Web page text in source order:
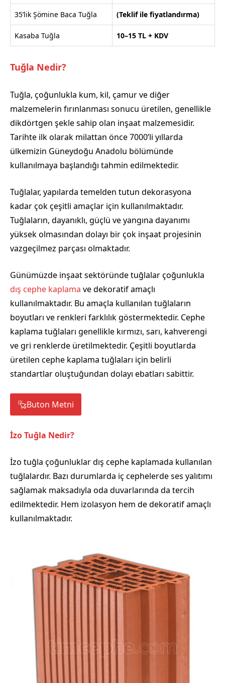
35’lik Şömine Baca Tuğla (Teklif ile fiyatlandırma)
Kasaba Tuğla 10–15 TL + KDV
Tuğla Nedir?
Tuğla, çoğunlukla kum, kil, çamur ve diğer
malzemelerin fırınlanması sonucu üretilen, genellikle
dikdörtgen şekle sahip olan inşaat malzemesidir.
Tarihte ilk olarak milattan önce 7000’li yıllarda
ülkemizin Güneydoğu Anadolu bölümünde
kullanılmaya başlandığı tahmin edilmektedir.
Tuğlalar, yapılarda temelden tutun dekorasyona
kadar çok çeşitli amaçlar için kullanılmaktadır.
Tuğlaların, dayanıklı, güçlü ve yangına dayanımı
yüksek olmasından dolayı bir çok inşaat projesinin
vazgeçilmez parçası olmaktadır.
Günümüzde inşaat sektöründe tuğlalar çoğunlukla
dış cephe kaplama ve dekoratif amaçlı
kullanılmaktadır. Bu amaçla kullanılan tuğlaların
boyutları ve renkleri farklılık göstermektedir. Cephe
kaplama tuğlaları genellikle kırmızı, sarı, kahverengi
ve gri renklerde üretilmektedir. Çeşitli boyutlarda
üretilen cephe kaplama tuğlaları için belirli
standartlar oluştuğundan dolayı ebatları sabittir.
Buton Metni
İzo Tuğla Nedir?
İzo tuğla çoğunluklar dış cephe kaplamada kullanılan
tuğlalardır. Bazı durumlarda iç cephelerde ses yalıtımı
sağlamak maksadıyla oda duvarlarında da tercih
edilmektedir. Hem izolasyon hem de dekoratif amaçlı
kullanılmaktadır.